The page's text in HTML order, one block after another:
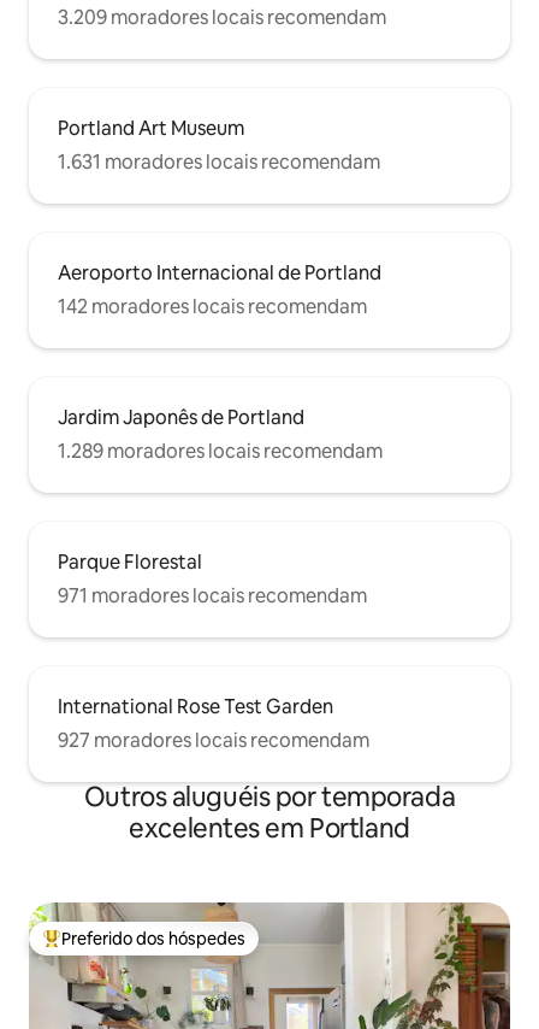
3.209 moradores locais recomendam
Portland Art Museum
1.631 moradores locais recomendam
Aeroporto Internacional de Portland
142 moradores locais recomendam
Jardim Japonês de Portland
1.289 moradores locais recomendam
Parque Florestal
971 moradores locais recomendam
International Rose Test Garden
927 moradores locais recomendam
Outros aluguéis por temporada
excelentes em Portland
Entre os melhores preferidos dos hóspedes
Preferido dos hóspedes